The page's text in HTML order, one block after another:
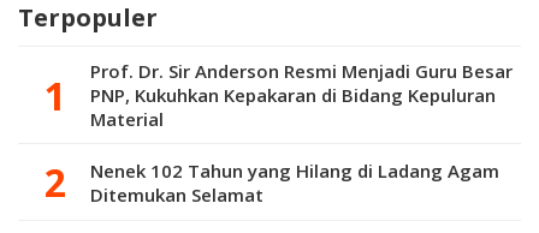
Terpopuler
Prof. Dr. Sir Anderson Resmi Menjadi Guru Besar
PNP, Kukuhkan Kepakaran di Bidang Kepuluran
Material
Nenek 102 Tahun yang Hilang di Ladang Agam
Ditemukan Selamat